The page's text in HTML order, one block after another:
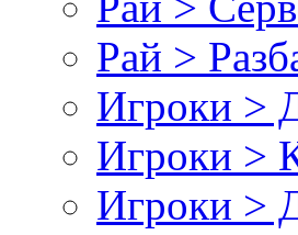
Рай >
Игроки >
Игроки >
Игроки >